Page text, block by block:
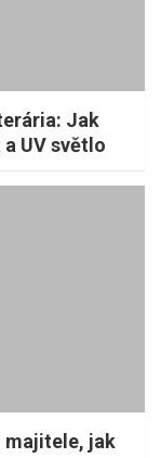
Jak
UV světlo
majitele, jak